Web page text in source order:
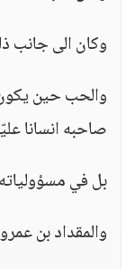
وكان الى جانب
والحب حين
صاحبه انسانا
بل في
والمقداد بن